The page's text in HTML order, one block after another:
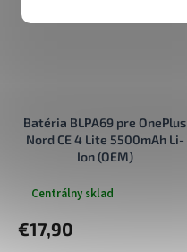
Batéria BLPA69 pre OnePlus
Nord CE 4 Lite 5500mAh Li-
Ion (OEM)
Centrálny sklad
€17,90